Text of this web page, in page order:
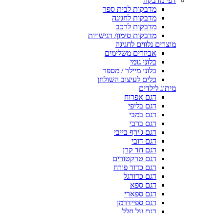
מדבקות לבית ספר
מדבקות לחגיגה
מדבקות לרכב
מדבקות סימון/ רגישויות
מוצרים נלווים לחגיגה
אביזרים משלימים
בלוני גומי
בלוני מיילר / מספר
כלים לעיצוב השולחן
מיתוג לילדים
דגם אפרוח
דגם בליפי
דגם במבי
דגם ברבי
דגם ג'ירף בייבי
דגם דובי
דגם חד קרן
דגם טרקטורים
דגם כדור פורח
דגם כדורגל
דגם ספא
דגם ספארי
דגם ספיידרמן